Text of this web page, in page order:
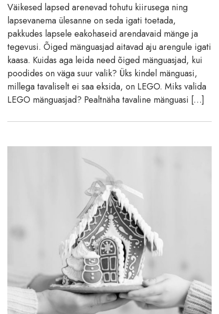
Väikesed lapsed arenevad tohutu kiirusega ning
lapsevanema ülesanne on seda igati toetada,
pakkudes lapsele eakohaseid arendavaid mänge ja
tegevusi. Õiged mänguasjad aitavad aju arengule igati
kaasa. Kuidas aga leida need õiged mänguasjad, kui
poodides on väga suur valik? Üks kindel mänguasi,
millega tavaliselt ei saa eksida, on LEGO. Miks valida
LEGO mänguasjad? Pealtnäha tavaline mänguasi […]